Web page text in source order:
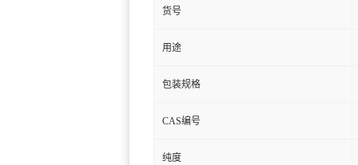
货号
用途
包装规格
CAS编号
纯度